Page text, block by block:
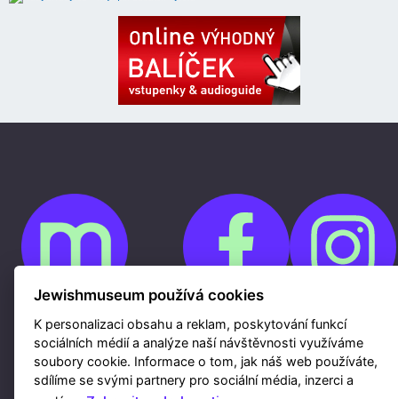
Cookies
Ochrana osobních údajů
Whistleblowing
Kontakty
Mapa webu
Webdesign a hosting Nux s.r.o.
Jewishmuseum používá cookies
K personalizaci obsahu a reklam, poskytování funkcí
sociálních médií a analýze naší návštěvnosti využíváme
soubory cookie. Informace o tom, jak náš web používáte,
sdílíme se svými partnery pro sociální média, inzerci a